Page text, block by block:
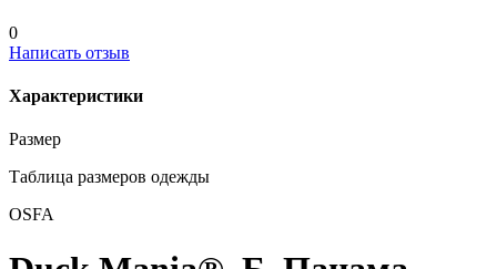
0
Написать отзыв
Характеристики
Размер
Таблица размеров одежды
OSFA